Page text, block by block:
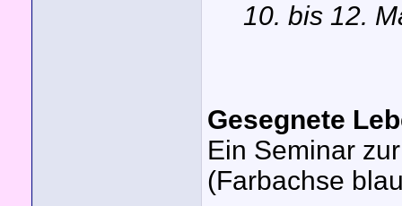
10. bis 12.
Gesegnete
Ein Seminar
(Farbachse